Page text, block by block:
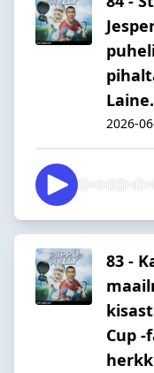
Laine.
2026-
83 -
Cup